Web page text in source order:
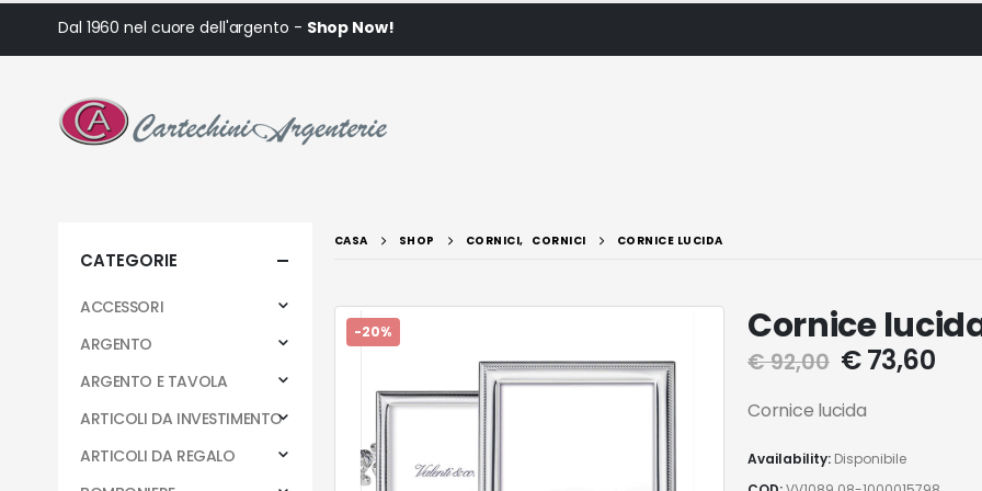
Dal 1960 nel cuore dell'argento - Shop Now!
CASA SHOP CORNICI, CORNICI CORNICE LUCIDA
-20% Cornice
€92,00 €73,60
Cornice lucida
Availability: Disponibile
CATEGORIE
ACCESSORI
ARGENTO
ARGENTO E TAVOLA
ARTICOLI DA INVESTIMENTO
ARTICOLI DA REGALO